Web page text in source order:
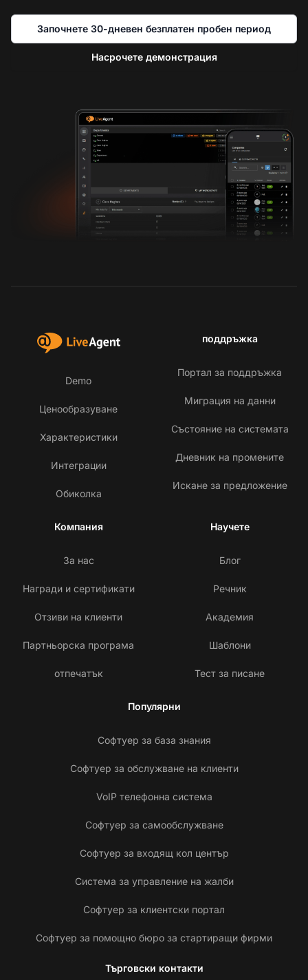
Започнете 30-дневен безплатен пробен период
Насрочете демонстрация
Demo
Ценообразуване
Характеристики
Интеграции
Обиколка
поддръжка
Портал за поддръжка
Миграция на данни
Състояние на системата
Дневник на промените
Искане за предложение
Компания
За нас
Награди и сертификати
Отзиви на клиенти
Партньорска програма
отпечатък
Научете
Блог
Речник
Академия
Шаблони
Тест за писане
Популярни
Софтуер за база знания
Софтуер за обслужване на клиенти
VoIP телефонна система
Софтуер за самообслужване
Софтуер за входящ кол център
Система за управление на жалби
Софтуер за клиентски портал
Софтуер за помощно бюро за стартиращи фирми
Търговски контакти